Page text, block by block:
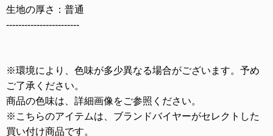
生地の厚さ：普通
------------------------
※環境により、色味が多少異なる場合がございます。予め
ご了承ください。
商品の色味は、詳細画像をご参照ください。
※こちらのアイテムは、ブランドバイヤーがセレクトした
買い付け商品です。